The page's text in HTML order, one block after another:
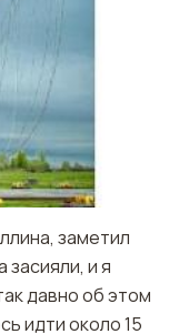
заметил
и я
давно об этом
идти около 15